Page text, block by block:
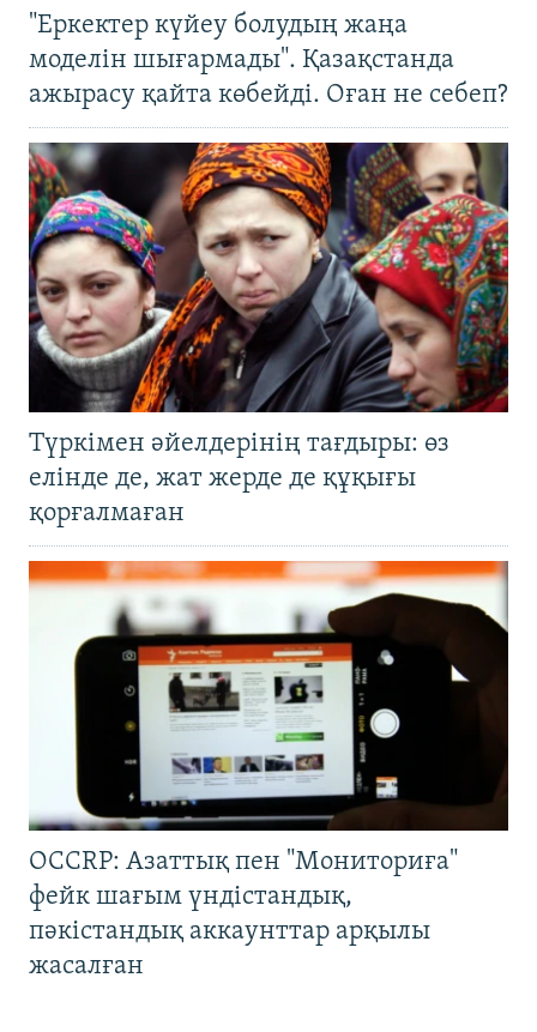
"Еркектер күйеу болудың жаңа
моделін шығармады". Қазақстанда
ажырасу қайта көбейді. Оған не себеп?
Түркімен әйелдерінің тағдыры: өз
елінде де, жат жерде де құқығы
қорғалмаған
OCCRP: Азаттық пен "Мониториға"
фейк шағым үндістандық,
пәкістандық аккаунттар арқылы
жасалған